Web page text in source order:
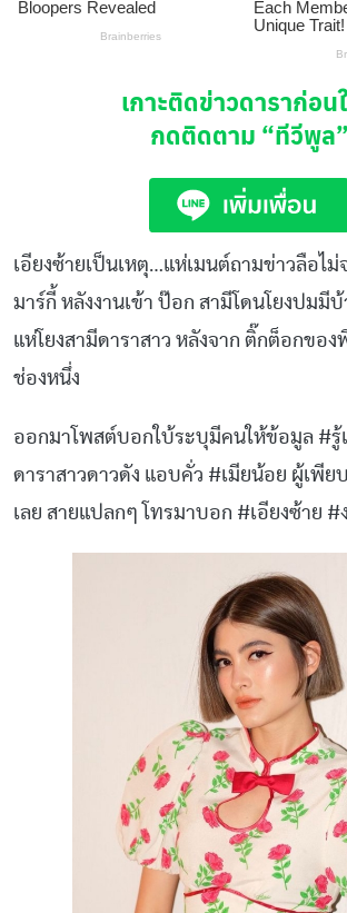
เกาะติดข่าวดาราก่อน
กดติดตาม “ทีวีพูล”
เอียงซ้ายเป็นเหตุ…แห่เมนต์ถามข่าวลือไม่
มาร์กี้ หลังงานเข้า ป๊อก สามีโดนโยงปมมี
แห่โยงสามีดาราสาว หลังจาก ติ๊กต็อกของ
ช่องหนึ่ง
ออกมาโพสต์บอกใบ้ระบุมีคนให้ข้อมูล #รู้
ดาราสาวดาวดัง แอบคั่ว #เมียน้อย ผู้เพี
เลย สายแปลกๆ โทรมาบอก #เอียงซ้าย #